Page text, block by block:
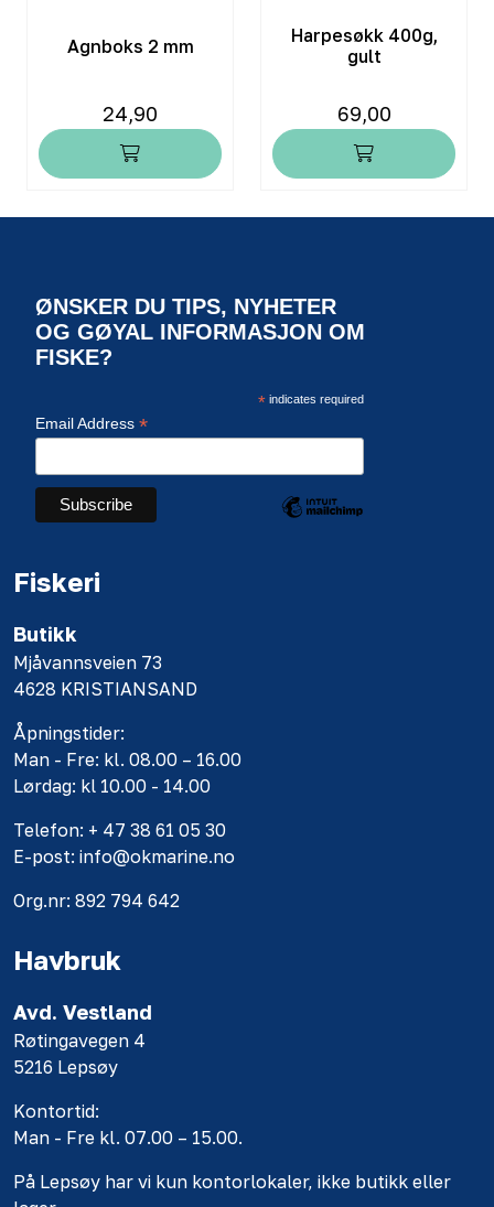
Agnboks 2 mm
24,90
Harpesøkk 400g,
gult
69,00
ØNSKER DU TIPS, NYHETER
OG GØYAL INFORMASJON OM
FISKE?
*indicates required
Email Address *
Fiskeri
Butikk
Mjåvannsveien 73
4628 KRISTIANSAND
Åpningstider:
Man - Fre: kl. 08.00 – 16.00
Lørdag: kl 10.00 - 14.00
Telefon: + 47 38 61 05 30
E-post: info@okmarine.no
Org.nr: 892 794 642
Havbruk
Avd. Vestland
Røtingavegen 4
5216 Lepsøy
Kontortid:
Man - Fre kl. 07.00 – 15.00.
På Lepsøy har vi kun kontorlokaler, ikke butikk eller